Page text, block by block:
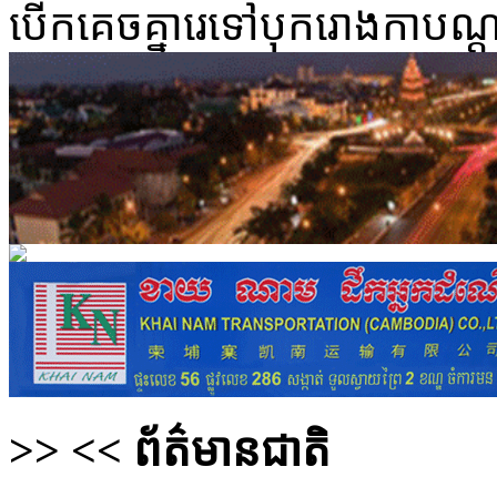
បើក​គេច​គ្នា​រេ​ទៅបុក​រោងកា​បណ្
>> << ព័ត៌មានជាតិ